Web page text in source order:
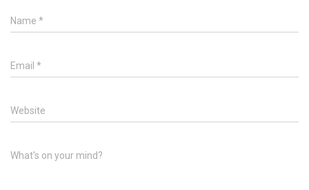
Name *
Email *
Website
What's on your mind?